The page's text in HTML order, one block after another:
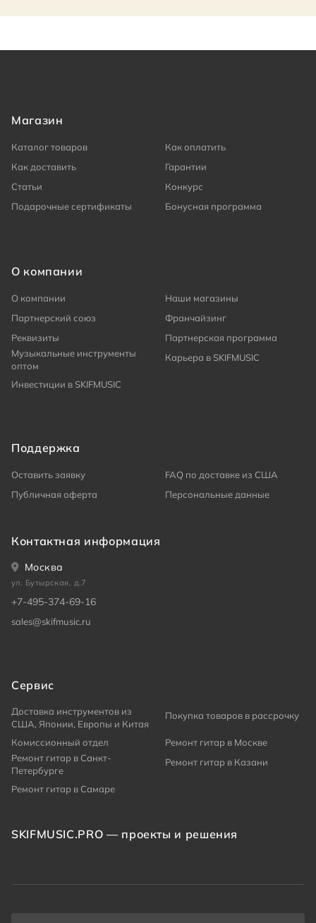
Магазин
Каталог товаров
Как оплатить
Как доставить
Гарантии
Статьи
Конкурс
Подарочные сертификаты
Бонусная программа
О компании
О компании
Наши магазины
Партнерский союз
Франчайзинг
Реквизиты
Партнерская программа
Музыкальные инструменты
оптом
Карьера в SKIFMUSIC
Инвестиции в SKIFMUSIC
Поддержка
Оставить заявку
FAQ по доставке из США
Публичная оферта
Персональные данные
Контактная информация
Москва
ул. Бутырская, д.7
+7-495-374-69-16
sales@skifmusic.ru
Сервис
Доставка инструментов из
США, Японии, Европы и Китая
Покупка товаров в рассрочку
Комиссионный отдел
Ремонт гитар в Москве
Ремонт гитар в Санкт-
Петербурге
Ремонт гитар в Казани
Ремонт гитар в Самаре
SKIFMUSIC.PRO — проекты и решения